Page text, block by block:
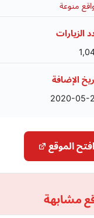
منوعة
الزيارات
الإضافة
2020-05-
افتح الموقع
مشابهة